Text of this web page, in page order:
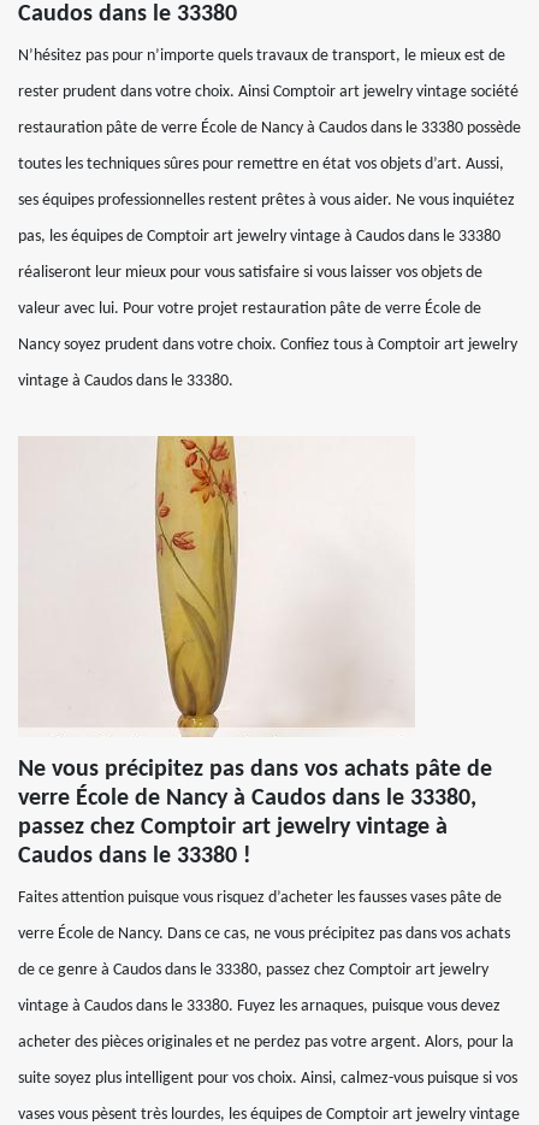
Caudos dans le 33380
N’hésitez pas pour n’importe quels travaux de transport, le mieux est de
rester prudent dans votre choix. Ainsi Comptoir art jewelry vintage société
restauration pâte de verre École de Nancy à Caudos dans le 33380 possède
toutes les techniques sûres pour remettre en état vos objets d’art. Aussi,
ses équipes professionnelles restent prêtes à vous aider. Ne vous inquiétez
pas, les équipes de Comptoir art jewelry vintage à Caudos dans le 33380
réaliseront leur mieux pour vous satisfaire si vous laisser vos objets de
valeur avec lui. Pour votre projet restauration pâte de verre École de
Nancy soyez prudent dans votre choix. Confiez tous à Comptoir art jewelry
vintage à Caudos dans le 33380.
Ne vous précipitez pas dans vos achats pâte de
verre École de Nancy à Caudos dans le 33380,
passez chez Comptoir art jewelry vintage à
Caudos dans le 33380 !
Faites attention puisque vous risquez d’acheter les fausses vases pâte de
verre École de Nancy. Dans ce cas, ne vous précipitez pas dans vos achats
de ce genre à Caudos dans le 33380, passez chez Comptoir art jewelry
vintage à Caudos dans le 33380. Fuyez les arnaques, puisque vous devez
acheter des pièces originales et ne perdez pas votre argent. Alors, pour la
suite soyez plus intelligent pour vos choix. Ainsi, calmez-vous puisque si vos
vases vous pèsent très lourdes, les équipes de Comptoir art jewelry vintage